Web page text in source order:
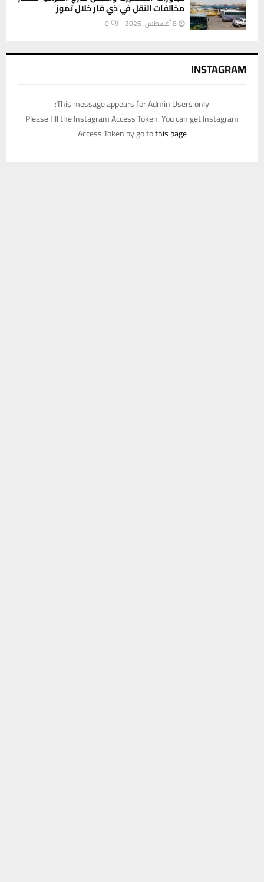
مخالفات النقل في ذي قار خلال تموز
8 أغسطس، 2026 0
INSTAGRAM
This message appears for Admin Users only:
Please fill the Instagram Access Token. You can get Instagram
Access Token by go tothis page